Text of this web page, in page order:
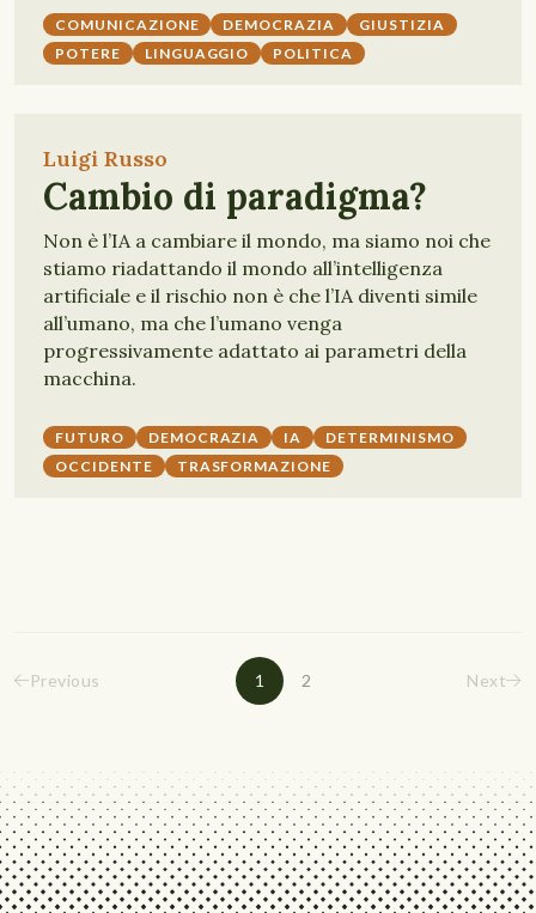
COMUNICAZIONE DEMOCRAZIA
GIUSTIZIA
POTERE
LINGUAGGIO POLITICA
Luigi Russo
Cambio di paradigma?
Non è l’IA a cambiare il mondo, ma siamo noi che
stiamo riadattando il mondo all’intelligenza
artificiale e il rischio non è che l’IA diventi simile
all’umano, ma che l’umano venga
progressivamente adattato ai parametri della
macchina.
FUTURO DEMOCRAZIA IA
DETERMINISMO
OCCIDENTE
TRASFORMAZIONE
Previous 1 2 Next